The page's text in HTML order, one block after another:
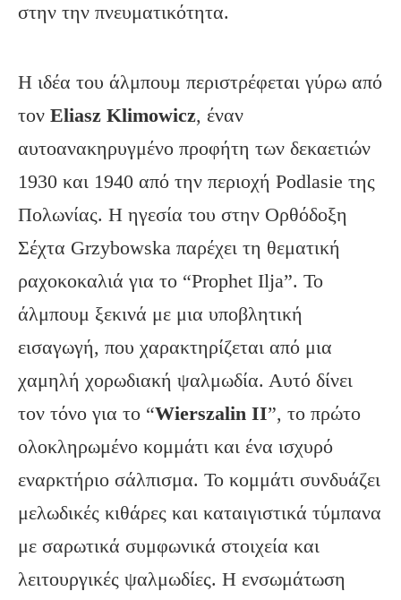
στην την πνευματικότητα.
Η ιδέα του άλμπουμ περιστρέφεται γύρω από
τον Eliasz Klimowicz, έναν
αυτοανακηρυγμένο προφήτη των δεκαετιών
1930 και 1940 από την περιοχή Podlasie της
Πολωνίας. Η ηγεσία του στην Ορθόδοξη
Σέχτα Grzybowska παρέχει τη θεματική
ραχοκοκαλιά για το “Prophet Ilja”. Το
άλμπουμ ξεκινά με μια υποβλητική
εισαγωγή, που χαρακτηρίζεται από μια
χαμηλή χορωδιακή ψαλμωδία. Αυτό δίνει
τον τόνο για το “Wierszalin II”, το πρώτο
ολοκληρωμένο κομμάτι και ένα ισχυρό
εναρκτήριο σάλπισμα. Το κομμάτι συνδυάζει
μελωδικές κιθάρες και καταιγιστικά τύμπανα
με σαρωτικά συμφωνικά στοιχεία και
λειτουργικές ψαλμωδίες. Η ενσωμάτωση